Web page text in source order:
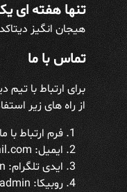
تنها هفته ای
هیجان انگیز
تماس با ما
برای ارتباط با تیم
از راه های زیر
فرم ارتباط با ما
ایمیل: datakadeh@gmail.com
ایدی تلگرام:datakadeh_admin
روبیکا: datakadeh_admin